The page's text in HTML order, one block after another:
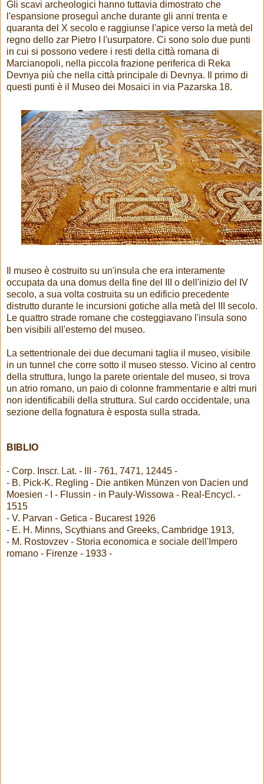
Gli scavi archeologici hanno tuttavia dimostrato che
l'espansione proseguì anche durante gli anni trenta e
quaranta del X secolo e raggiunse l'apice verso la metà del
regno dello zar Pietro I l'usurpatore. Ci sono solo due punti
in cui si possono vedere i resti della città romana di
Marcianopoli, nella piccola frazione periferica di Reka
Devnya più che nella città principale di Devnya. Il primo di
questi punti è il Museo dei Mosaici in via Pazarska 18.
Il museo è costruito su un'insula che era interamente
occupata da una domus della fine del III o dell'inizio del IV
secolo, a sua volta costruita su un edificio precedente
distrutto durante le incursioni gotiche alla metà del III secolo.
Le quattro strade romane che costeggiavano l'insula sono
ben visibili all'esterno del museo.
La settentrionale dei due decumani taglia il museo, visibile
in un tunnel che corre sotto il museo stesso. Vicino al centro
della struttura, lungo la parete orientale del museo, si trova
un atrio romano, un paio di colonne frammentarie e altri muri
non identificabili della struttura. Sul cardo occidentale, una
sezione della fognatura è esposta sulla strada.
BIBLIO
- Corp. Inscr. Lat. - III - 761, 7471, 12445 -
- B. Pick-K. Regling - Die antiken Münzen von Dacien und
Moesien - I - Flussin - in Pauly-Wissowa - Real-Encycl. -
1515
- V. Parvan - Getica - Bucarest 1926
- E. H. Minns, Scythians and Greeks, Cambridge 1913,
- M. Rostovzev - Storia economica e sociale dell'Impero
romano - Firenze - 1933 -